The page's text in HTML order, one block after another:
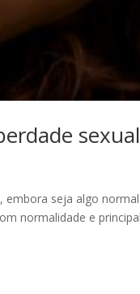
seja algo
normalidade e